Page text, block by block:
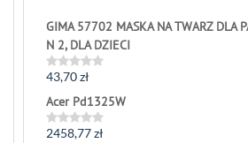
GIMA 57702 MASKA NA TWARZ DLA
N 2, DLA DZIECI
Rated
out
of
5
43,70zł
Acer Pd1325W
Rated
2458,77zł